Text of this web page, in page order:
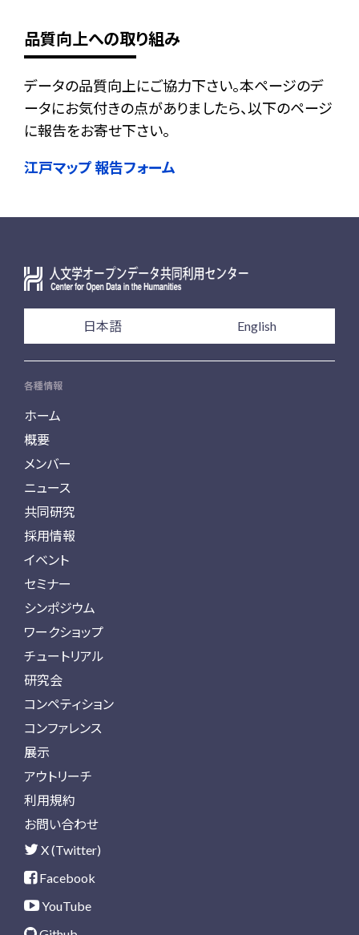
品質向上への取り組み
データの品質向上にご協力下さい。本ページのデ
ータにお気付きの点がありましたら、以下のページ
に報告をお寄せ下さい。
江戸マップ 報告フォーム
日本語 English
各種情報
ホーム
概要
メンバー
ニュース
共同研究
採用情報
イベント
セミナー
シンポジウム
ワークショップ
チュートリアル
研究会
コンペティション
コンファレンス
展示
アウトリーチ
利用規約
お問い合わせ
X (Twitter)
Facebook
YouTube